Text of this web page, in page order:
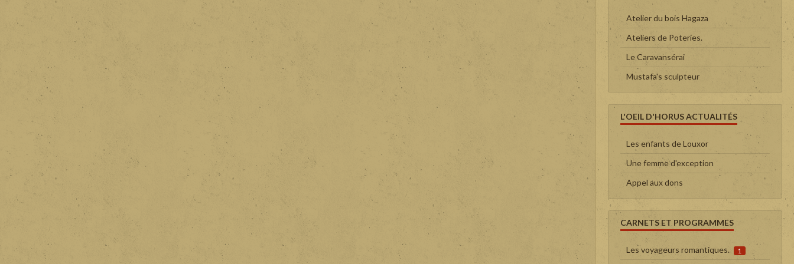
Atelier du bois Hagaza
Ateliers de Poteries.
Le Caravansérai
Mustafa's sculpteur
L'OEIL D'HORUS ACTUALITÉS
Les enfants de Louxor
Une femme d'exception
Appel aux dons
CARNETS ET PROGRAMMES
Les voyageurs romantiques. 1